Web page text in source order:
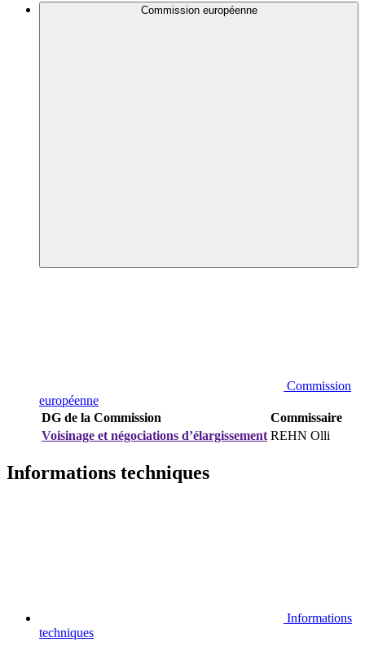
Commission européenne
Commission
européenne
DG de la Commission
Commissaire
Voisinage et négociations d’élargissement REHN Olli
Informations techniques
Informations
techniques